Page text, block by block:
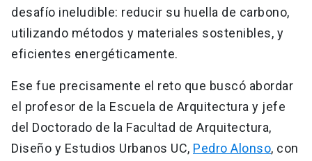
desafío ineludible: reducir su huella de carbono,
utilizando métodos y materiales sostenibles, y
eficientes energéticamente.
Ese fue precisamente el reto que buscó abordar
el profesor de la Escuela de Arquitectura y jefe
del Doctorado de la Facultad de Arquitectura,
Diseño y Estudios Urbanos UC, Pedro Alonso, con